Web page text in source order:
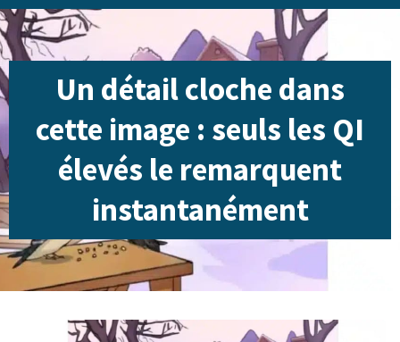
Un détail cloche dans
cette image : seuls les QI
élevés le remarquent
instantanément